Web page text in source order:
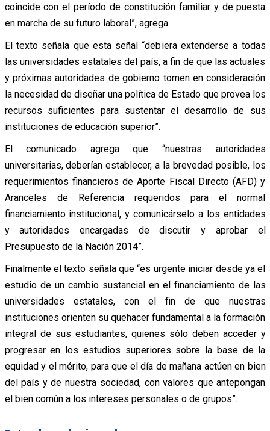
coincide con el período de constitución familiar y de puesta
en marcha de su futuro laboral”, agrega.
El texto señala que esta señal “debiera extenderse a todas
las universidades estatales del país, a fin de que las actuales
y próximas autoridades de gobierno tomen en consideración
la necesidad de diseñar una política de Estado que provea los
recursos suficientes para sustentar el desarrollo de sus
instituciones de educación superior”.
El comunicado agrega que “nuestras autoridades
universitarias, deberían establecer, a la brevedad posible, los
requerimientos financieros de Aporte Fiscal Directo (AFD) y
Aranceles de Referencia requeridos para el normal
financiamiento institucional, y comunicárselo a los entidades
y autoridades encargadas de discutir y aprobar el
Presupuesto de la Nación 2014”.
Finalmente el texto señala que “es urgente iniciar desde ya el
estudio de un cambio sustancial en el financiamiento de las
universidades estatales, con el fin de que nuestras
instituciones orienten su quehacer fundamental a la formación
integral de sus estudiantes, quienes sólo deben acceder y
progresar en los estudios superiores sobre la base de la
equidad y el mérito, para que el día de mañana actúen en bien
del país y de nuestra sociedad, con valores que antepongan
el bien común a los intereses personales o de grupos”.